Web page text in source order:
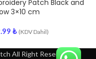
Patch Black and
3×10 cm
₺ (KDV Dahil)
All Right Reserved